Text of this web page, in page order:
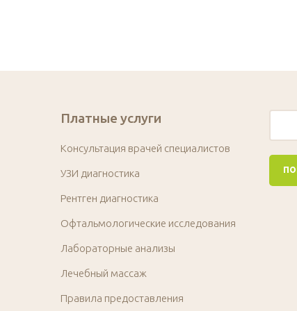
Платные услуги
Консультация врачей специалистов
УЗИ диагностика
Рентген диагностика
Офтальмологические исследования
Лабораторные анализы
Лечебный массаж
Правила предоставления